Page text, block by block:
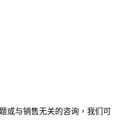
或与销售无关的咨询，我们可